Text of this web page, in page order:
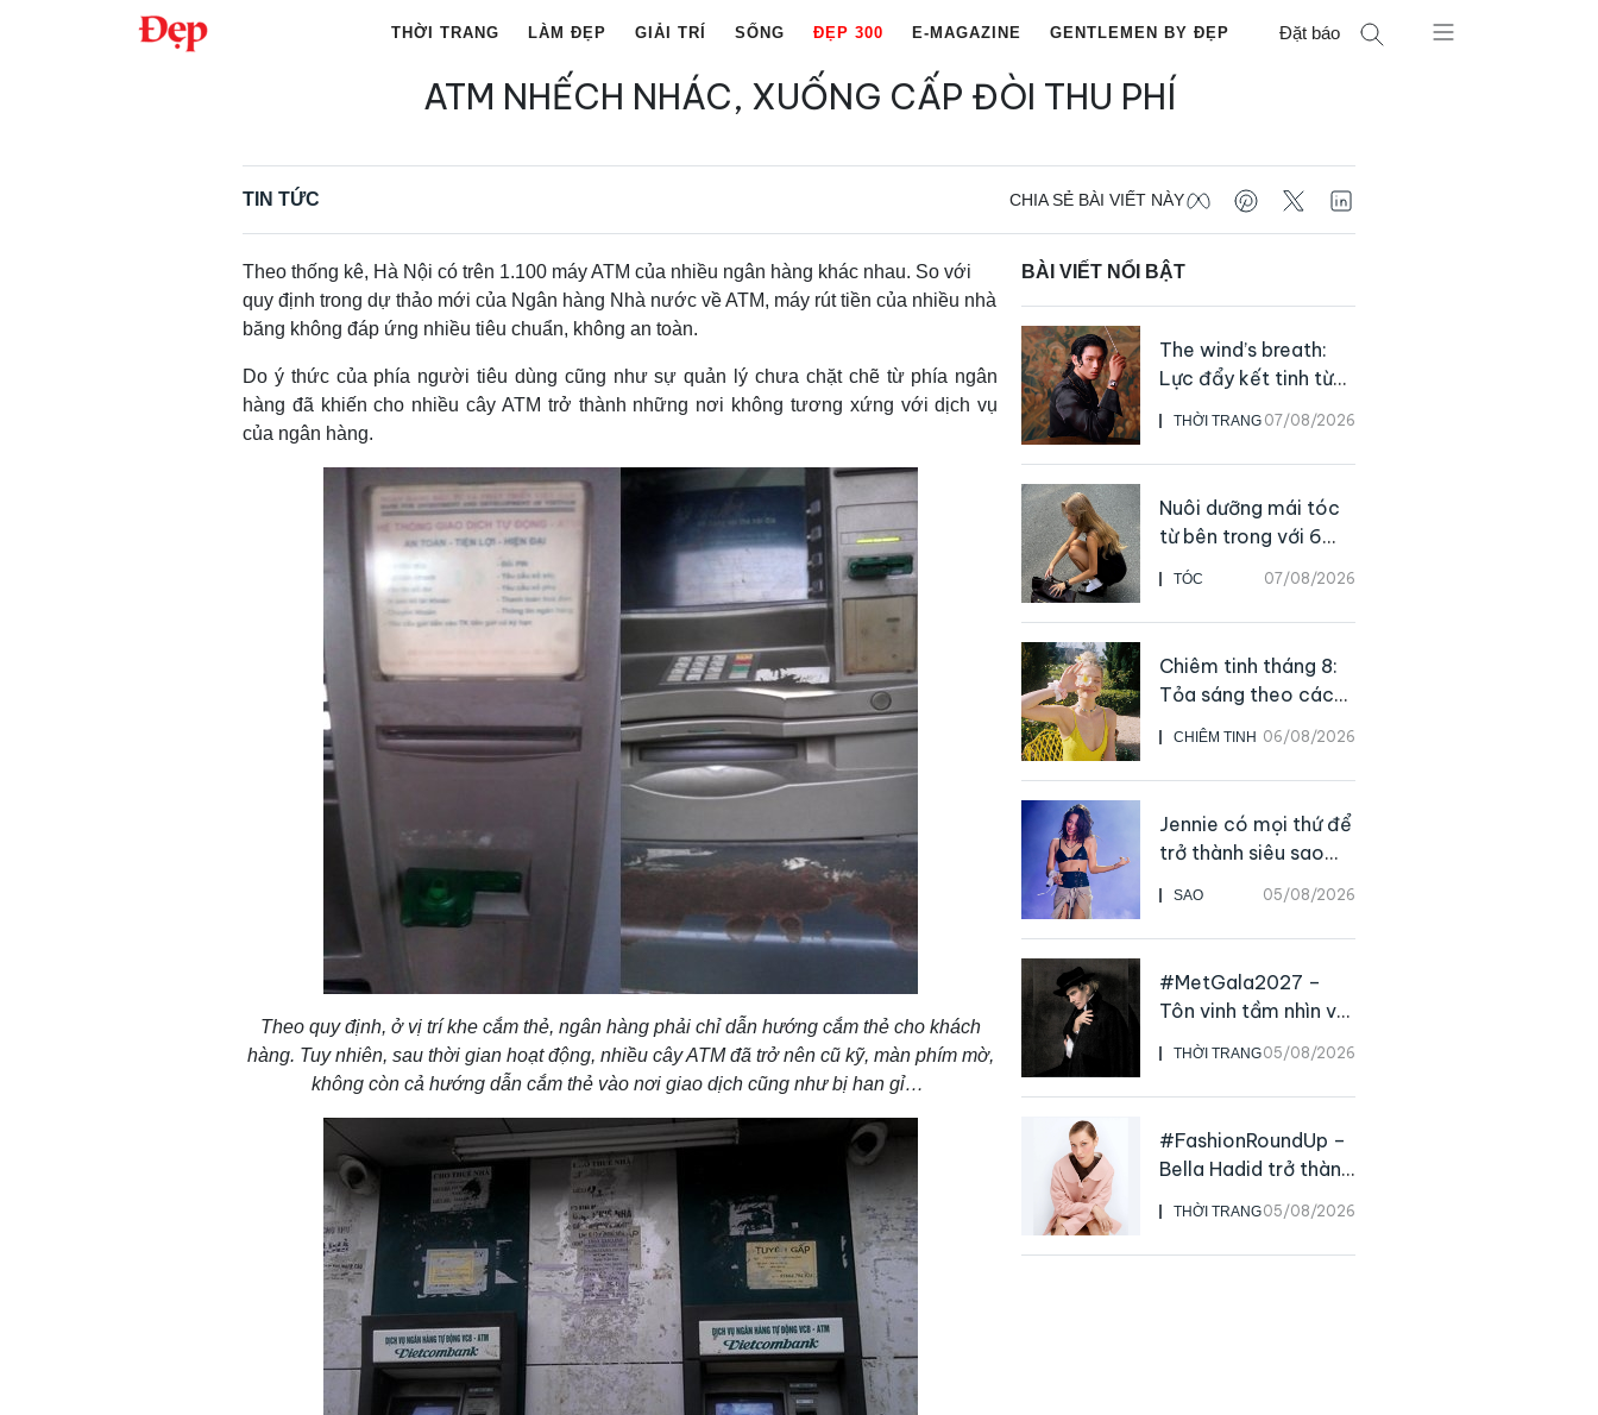
THỜI TRANG LÀM ĐẸP GIẢI TRÍ SỐNG ĐẸP 300 E-MAGAZINE GENTLEMEN BY ĐẸP Đặt báo
ATM NHẾCH NHÁC, XUỐNG CẤP ĐÒI THU PHÍ
TIN TỨC CHIA SẺ BÀI VIẾT NÀY
Theo thống kê, Hà Nội có trên 1.100 máy ATM của nhiều ngân hàng khác nhau. So với
quy định trong dự thảo mới của Ngân hàng Nhà nước về ATM, máy rút tiền của nhiều nhà
băng không đáp ứng nhiều tiêu chuẩn, không an toàn.
Do ý thức của phía người tiêu dùng cũng như sự quản lý chưa chặt chẽ từ phía ngân
hàng đã khiến cho nhiều cây ATM trở thành những nơi không tương xứng với dịch vụ
của ngân hàng.
Theo quy định, ở vị trí khe cắm thẻ, ngân hàng phải chỉ dẫn hướng cắm thẻ cho khách
hàng. Tuy nhiên, sau thời gian hoạt động, nhiều cây ATM đã trở nên cũ kỹ, màn phím mờ,
không còn cả hướng dẫn cắm thẻ vào nơi giao dịch cũng như bị han gỉ…
BÀI VIẾT NỔI BẬT
THỜI TRANG 07/08/2026
The wind’s breath:
Lực đẩy kết tinh từ
sự kiên định
TÓC 07/08/2026
Nuôi dưỡng mái tóc
từ bên trong với 6
thực phẩm giàu
dưỡng chất
CHIÊM TINH 06/08/2026
Chiêm tinh tháng 8:
Tỏa sáng theo cách
của chính mình
SAO 05/08/2026
Jennie có mọi thứ để
trở thành siêu sao
live
THỜI TRANG05/08/2026
#MetGala2027 –
Tôn vinh tầm nhìn và
sức ảnh hưởng sâu
rộng của NTK John
Galliano
THỜI TRANG05/08/2026
#FashionRoundUp –
Bella Hadid trở thành
Đại sứ Toàn cầu của
Prada Beauty,
CHANEL mua lại